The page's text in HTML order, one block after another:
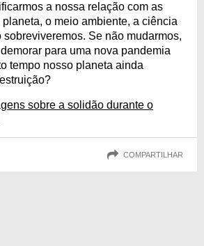
a nossa relação com as
o meio ambiente, a ciência
sobreviveremos. Se não mudarmos,
para uma nova pandemia
tempo nosso planeta ainda
sobre a solidão durante o
COMPARTILHAR